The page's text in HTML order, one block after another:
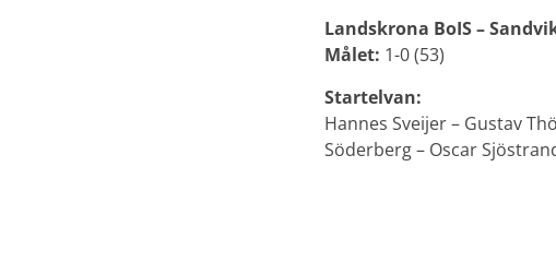
Landskrona BoIS –
Målet: 1-0 (53)
Startelvan:
Hannes Sveijer – Gustav
Söderberg – Oscar